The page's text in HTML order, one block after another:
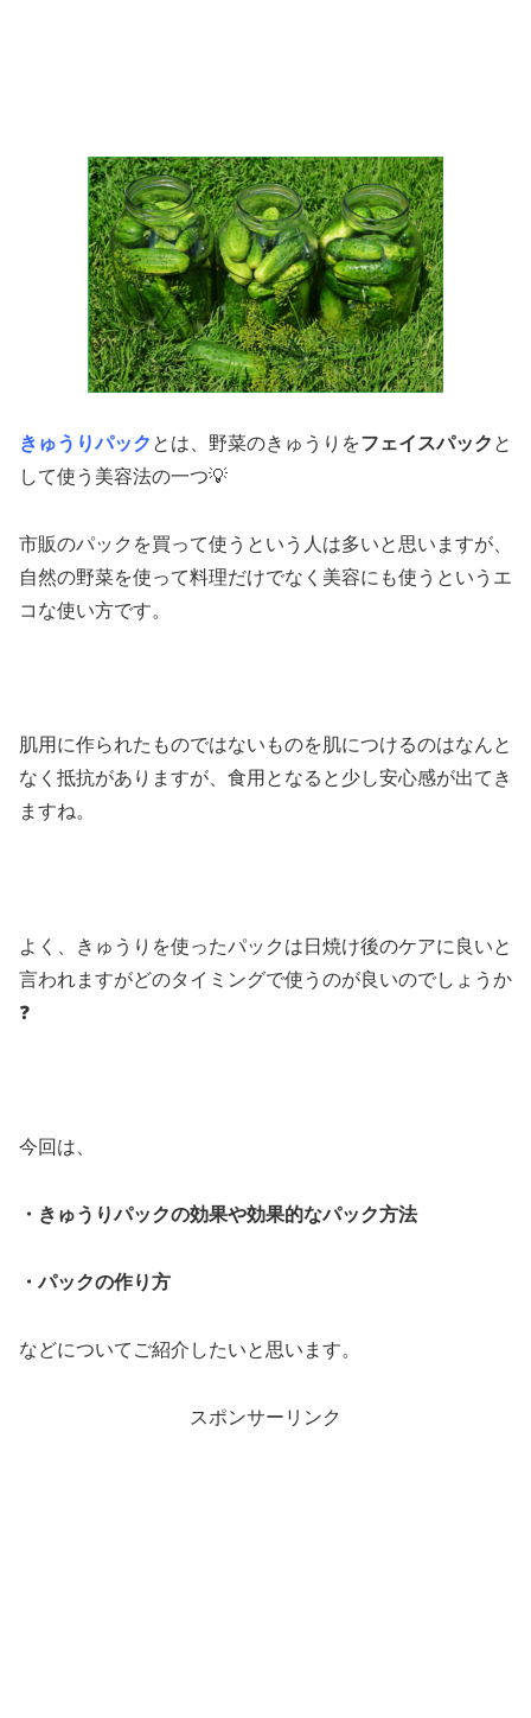
きゅうりパック とは、野菜のきゅうりをフェイスパック と
して使う美容法の一つ💡
市販のパックを買って使うという人は多いと思いますが、
自然の野菜を使って料理だけでなく美容にも使うというエ
コな使い方です。
肌用に作られたものではないものを肌につけるのはなんと
なく抵抗がありますが、食用となると少し安心感が出てき
ますね。
よく、きゅうりを使ったパックは日焼け後のケアに良いと
言われますがどのタイミングで使うのが良いのでしょうか
❓
今回は、
・きゅうりパックの効果や効果的なパック方法
・パックの作り方
などについてご紹介したいと思います。
スポンサーリンク